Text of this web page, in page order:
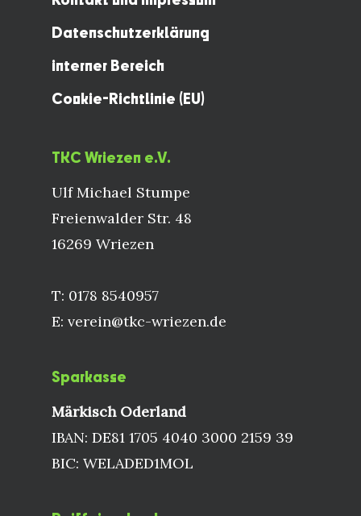
Datenschutzerklärung
interner Bereich
Cookie-Richtlinie (EU)
TKC Wriezen e.V.
Ulf Michael Stumpe
Freienwalder Str. 48
16269 Wriezen
T: 0178 8540957
E: verein@tkc-wriezen.de
Sparkasse
Märkisch Oderland
IBAN: DE81 1705 4040 3000 2159 39
BIC: WELADED1MOL